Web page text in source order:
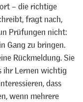
– die richtige
fragt nach,
Prüfungen nicht:
Gang zu bringen.
Rückmeldung. Sie
ihr Lernen wichtig
dass
wenn mehrere